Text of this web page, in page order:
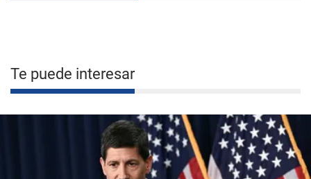
Te puede interesar